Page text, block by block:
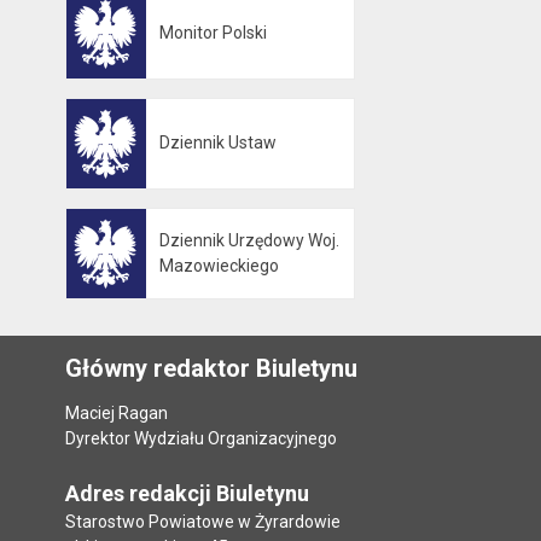
Monitor Polski
Dziennik Ustaw
Dziennik Urzędowy Woj.
Mazowieckiego
Główny redaktor Biuletynu
Maciej Ragan
Dyrektor Wydziału Organizacyjnego
Adres redakcji Biuletynu
Starostwo Powiatowe w Żyrardowie